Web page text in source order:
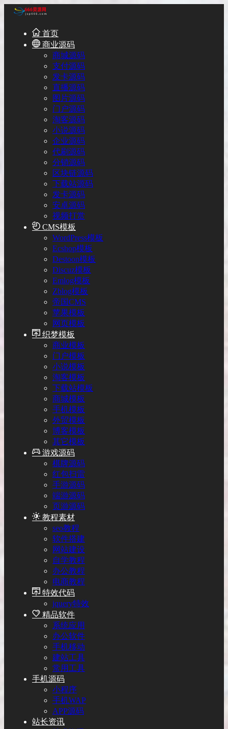
首页
商业源码
商城源码
支付源码
发卡源码
直播源码
图片源码
门户源码
淘客源码
小说源码
企业源码
代刷源码
分销源码
区块链源码
下载站源码
发卡源码
安卓源码
视频打赏
CMS模板
WordPress模板
Ecshop模板
Destoon模板
Discuz模板
Emlog模板
Zblog模板
帝国CMS
苹果模板
网页模板
织梦模板
商业模板
门户模板
小说模板
淘客模板
下载站模板
商城模板
手机模板
外贸模板
博客模板
其它模板
游戏源码
棋牌源码
红包扫雷
手游源码
端游源码
页游源码
教程素材
seo教程
软件搭建
网站建设
自学教程
办公教程
电商教程
特效代码
jquery特效
精品软件
系统应用
办公软件
手机移动
建站工具
常用工具
手机源码
小程序
手机WAP
APP源码
站长资讯